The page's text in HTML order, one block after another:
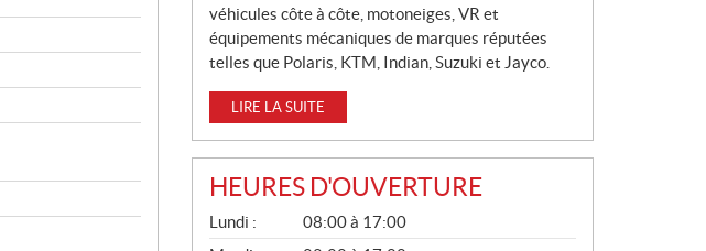
véhicules côte à côte, motoneiges, VR et
équipements mécaniques de marques réputées
telles que Polaris, KTM, Indian, Suzuki et Jayco.
LIRE LA SUITE
HEURES D'OUVERTURE
G
É
Lundi :
08:00 à 17:00